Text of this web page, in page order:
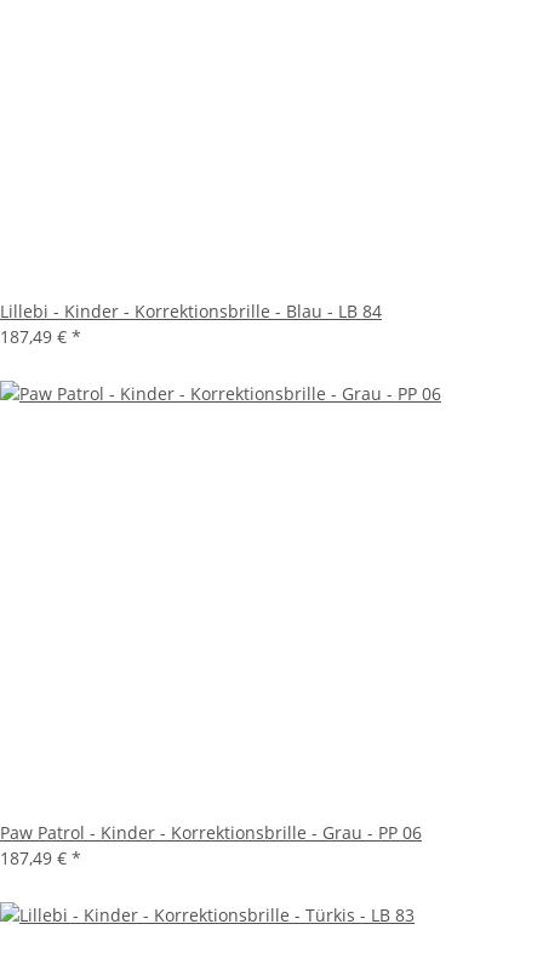
Lillebi - Kinder - Korrektionsbrille - Blau - LB 84
187,49 € *
Paw Patrol - Kinder - Korrektionsbrille - Grau - PP 06
187,49 € *